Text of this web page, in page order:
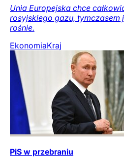
Unia Europejska chce
rosyjskiego gazu, tymczasem
rośnie.
EkonomiaKraj
PiS w przebraniu